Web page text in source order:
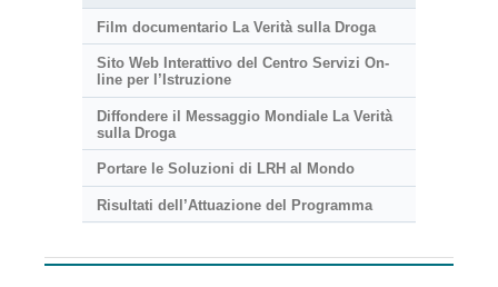
Film documentario La Verità sulla Droga
Sito Web Interattivo del Centro Servizi On-
line per l’Istruzione
Diffondere il Messaggio Mondiale La Verità
sulla Droga
Portare le Soluzioni di LRH al Mondo
Risultati dell’Attuazione del Programma